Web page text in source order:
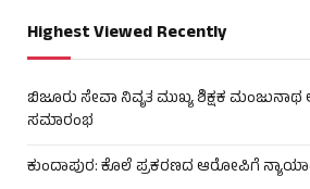
Highest Viewed Recently
ಬಿಜೂರು ಸೇವಾ ನಿವೃತ ಮುಖ್ಯ ಶಿಕ್ಷಕ
ಸಮಾರಂಭ
ಕುಂದಾಪುರ: ಕೊಲೆ ಪ್ರಕರಣದ ಆರೋಪಿಗೆ